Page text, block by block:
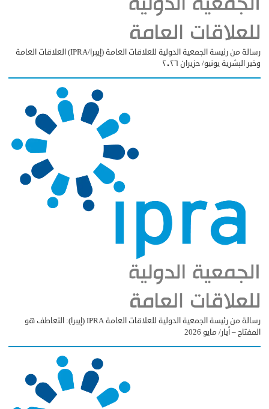
رسالة من رئيسة الجمعية الدولية للعلاقات العامة (إيبرا/IPRA) العلاقات العامة
وخير البشرية يونيو/ حزيران ٢٠٢٦
رسالة من رئيسة الجمعية الدولية للعلاقات العامة IPRA (إيبرا): التعاطف هو
المفتاح – أيار/ مايو 2026